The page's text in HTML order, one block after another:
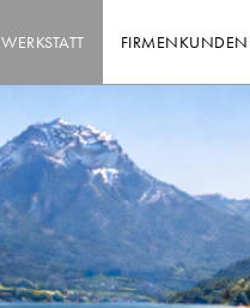
WERKSTATT FIRMENKUNDEN